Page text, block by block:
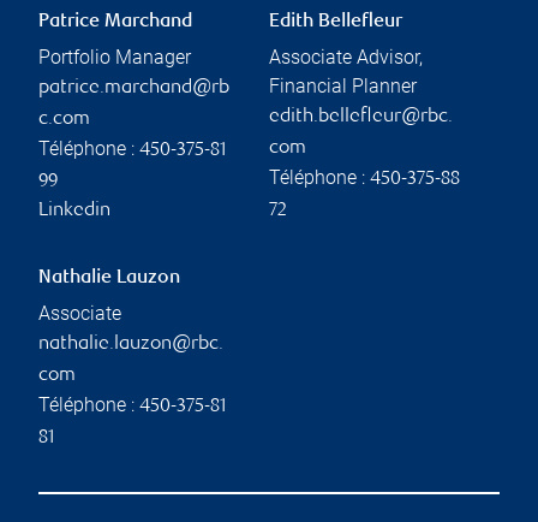
Patrice Marchand
Portfolio Manager
patrice.marchand@rb
c.com
Téléphone : 450-375-81
99
Linkedin
Edith Bellefleur
Associate Advisor,
Financial Planner
edith.bellefleur@rbc.
com
Téléphone : 450-375-88
72
Nathalie Lauzon
Associate
nathalie.lauzon@rbc.
com
Téléphone : 450-375-81
81